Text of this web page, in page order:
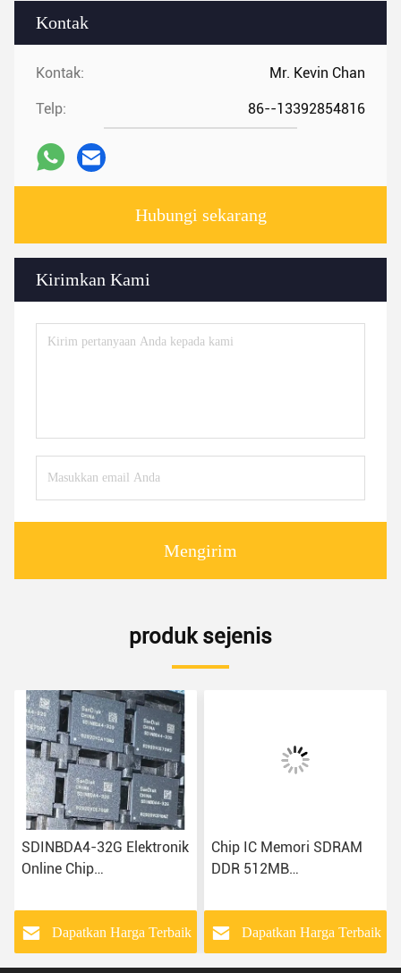
Kontak
Kontak: Mr. Kevin Chan
Telp: 86--13392854816
Hubungi sekarang
Kirimkan Kami
Mengirim
produk sejenis
SDINBDA4-32G Elektronik
Online Chip
IC Elektronik
Dapatkan Harga Terbaik
Chip IC Memori SDRAM
DDR 512MB
18WE.4
Dapatkan Harga Terbaik